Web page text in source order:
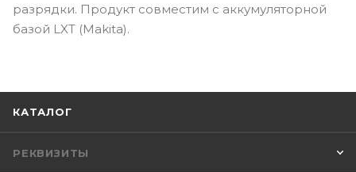
разрядки. Продукт совместим с аккумуляторной
базой LXT (Makita).
КАТАЛОГ
РЕКВИЗИТЫ